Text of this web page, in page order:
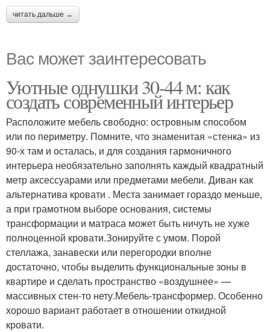
читать дальше →
Вас может заинтересовать
Уютные однушки 30-44 м: как
создать современный интерьер
Расположите мебель свободно: островным способом
или по периметру. Помните, что знаменитая «стенка» из
90-х там и осталась, и для создания гармоничного
интерьера необязательно заполнять каждый квадратный
метр аксессуарами или предметами мебели. Диван как
альтернатива кровати . Места занимает гораздо меньше,
а при грамотном выборе основания, системы
трансформации и матраса может быть ничуть не хуже
полноценной кровати.Зонируйте с умом. Порой
стеллажа, занавески или перегородки вполне
достаточно, чтобы выделить функциональные зоны в
квартире и сделать пространство «воздушнее» —
массивных стен-то нету.Мебель-трансформер. Особенно
хорошо вариант работает в отношении откидной
кровати.